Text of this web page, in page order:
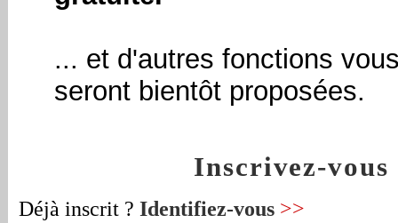
... et d'autres fonctions
seront bientôt proposées.
Inscrivez-vous
Déjà inscrit ? Identifiez-vous >>